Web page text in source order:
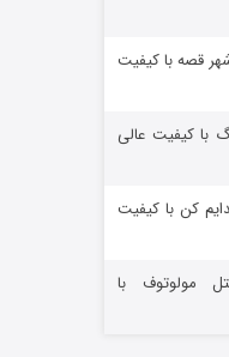
قصه با کیفیت
با کیفیت عالی
کن با کیفیت
مولوتوف با